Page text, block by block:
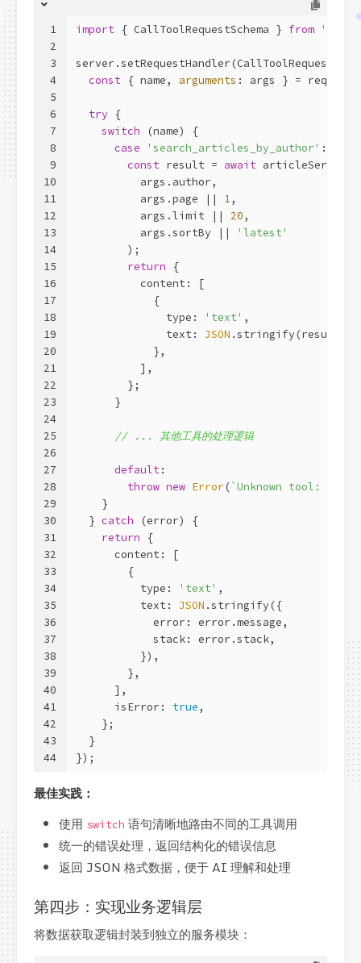
1
2
3
4
5
6
7
8
9
10
11
12
13
14
15
16
17
18
19
20
21
22
23
24
25
26
27
28
29
30
31
32
33
34
35
36
37
38
39
40
41
42
43
44
import { CallToolRequestSchema } from
const { name, arguments : args } =
try {
switch (name) {
case
'search_articles_by_author' : {
const result = await
          args.author,
          args.page ||
1,
          args.limit ||
20,
          args.sortBy ||
'latest'
        );
return {
          content: [
            {
              type:
'text' ,
              text:
JSON .stringify(result,
            },
          ],
        };
      }
// ... 其他工具的处理逻辑
default:
throw new Error (`Unknown tool:
    }
  }
catch (error) {
return {
      content: [
        {
          type:
'text' ,
          text:
JSON .stringify({
            error: error.message,
            stack: error.stack,
          }),
        },
      ],
      isError:
true,
    };
  }
});
最佳实践：
使用 switch 语句清晰地路由不同的工具调用
统一的错误处理，返回结构化的错误信息
返回 JSON 格式数据，便于 AI 理解和处理
第四步：实现业务逻辑层
将数据获取逻辑封装到独立的服务模块：